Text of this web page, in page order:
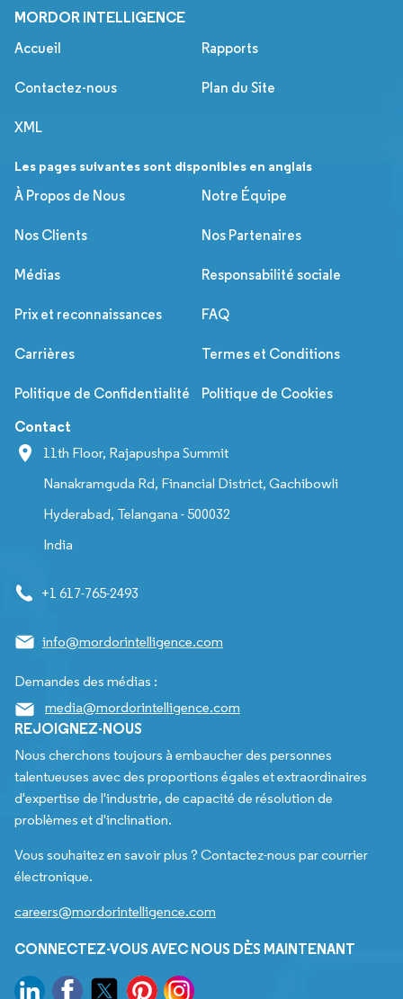
MORDOR INTELLIGENCE
Accueil Rapports
Contactez-nous Plan du Site
XML
Les pages suivantes sont disponibles en anglais
À Propos de Nous
Notre Équipe
Nos Clients Nos Partenaires
Médias Responsabilité sociale
Prix et reconnaissances FAQ
Carrières Termes et Conditions
Politique de Confidentialité Politique de Cookies
Contact
11th Floor, Rajapushpa Summit
Nanakramguda Rd, Financial District, Gachibowli
Hyderabad, Telangana - 500032
India
+1 617-765-2493
info@mordorintelligence.com
Demandes des médias :
media@mordorintelligence.com
REJOIGNEZ-NOUS
Nous cherchons toujours à embaucher des personnes
talentueuses avec des proportions égales et extraordinaires
d'expertise de l'industrie, de capacité de résolution de
problèmes et d'inclination.
Vous souhaitez en savoir plus ? Contactez-nous par courrier
électronique.
careers@mordorintelligence.com
CONNECTEZ-VOUS AVEC NOUS DÈS MAINTENANT